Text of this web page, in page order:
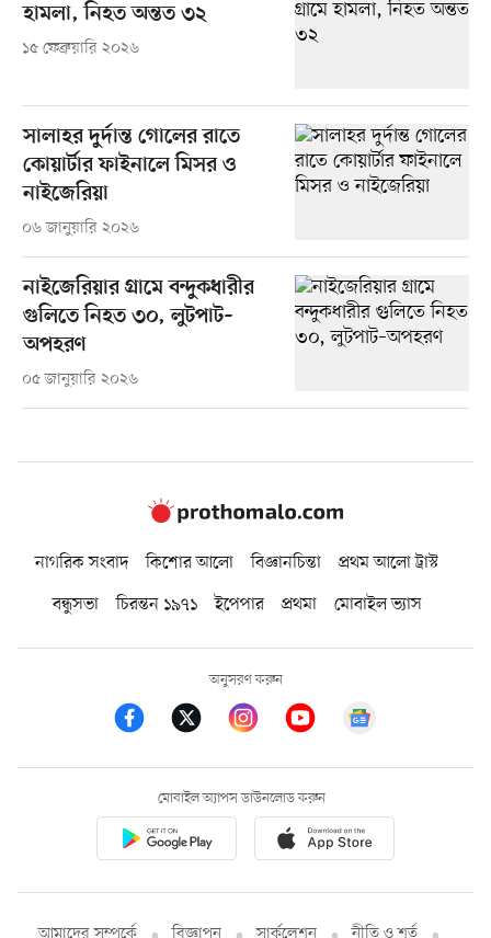
হামলা, নিহত অন্তত ৩২
১৫ ফেব্রুয়ারি ২০২৬
সালাহর দুর্দান্ত গোলের রাতে
কোয়ার্টার ফাইনালে মিসর ও
নাইজেরিয়া
০৬ জানুয়ারি ২০২৬
নাইজেরিয়ার গ্রামে বন্দুকধারীর
গুলিতে নিহত ৩০, লুটপাট–
অপহরণ
০৫ জানুয়ারি ২০২৬
নাগরিক সংবাদ কিশোর আলো বিজ্ঞানচিন্তা
প্রথম আলো ট্রাস্ট
বন্ধুসভা
চিরন্তন ১৯৭১ ইপেপার প্রথমা মোবাইল ভ্যাস
অনুসরণ করুন
মোবাইল অ্যাপস ডাউনলোড করুন